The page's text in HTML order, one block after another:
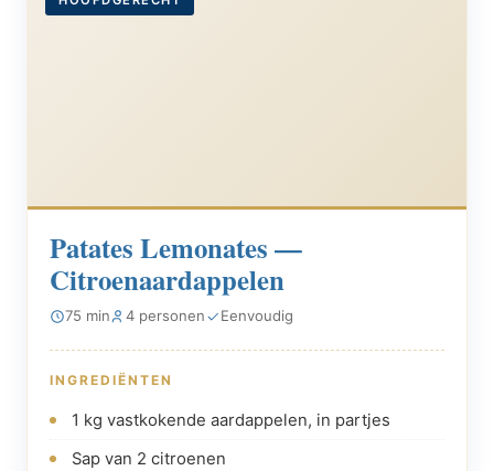
Patates Lemonates —
Citroenaardappelen
75 min 4 personen Eenvoudig
INGREDIËNTEN
1 kg vastkokende aardappelen, in partjes
Sap van 2 citroenen